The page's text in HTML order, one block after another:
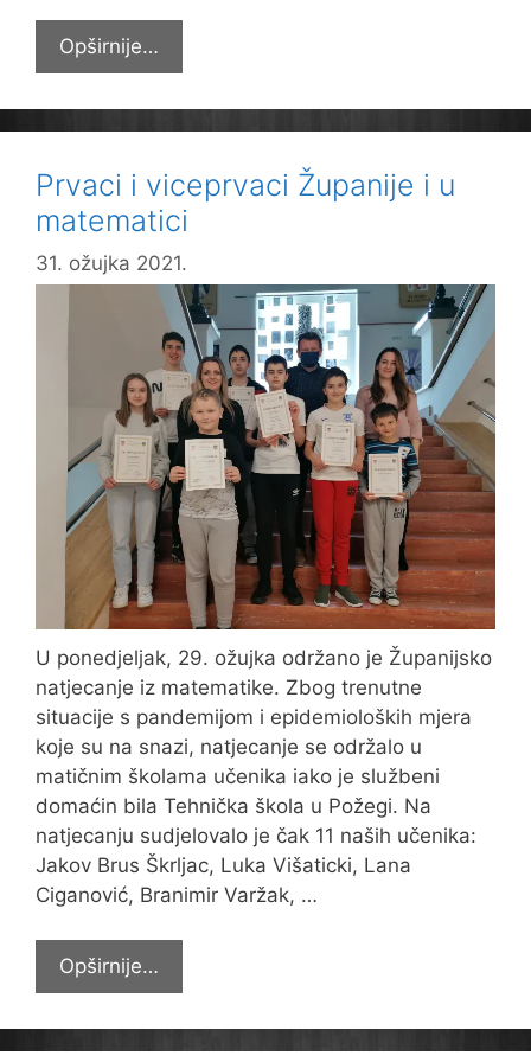
Opširnije…
ČESTITKA
UDRUZI
OSOBA
INVALIDITETOM
Prvaci i viceprvaci Županije i u
matematici
31. ožujka 2021.
U ponedjeljak, 29. ožujka održano je Županijsko
natjecanje iz matematike. Zbog trenutne
situacije s pandemijom i epidemioloških mjera
koje su na snazi, natjecanje se održalo u
matičnim školama učenika iako je službeni
domaćin bila Tehnička škola u Požegi. Na
natjecanju sudjelovalo je čak 11 naših učenika:
Jakov Brus Škrljac, Luka Višaticki, Lana
Ciganović, Branimir Varžak, …
Opširnije…
i
viceprvaci
Županije